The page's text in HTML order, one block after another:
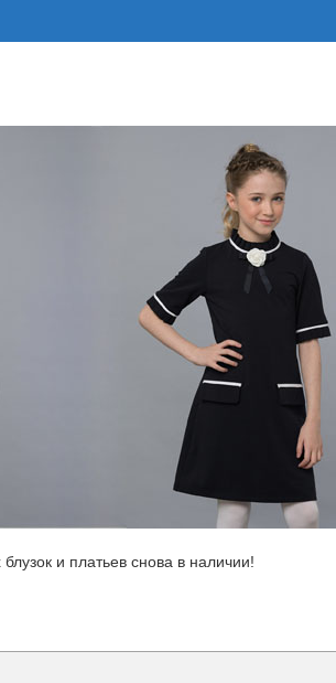
и платьев снова в наличии!